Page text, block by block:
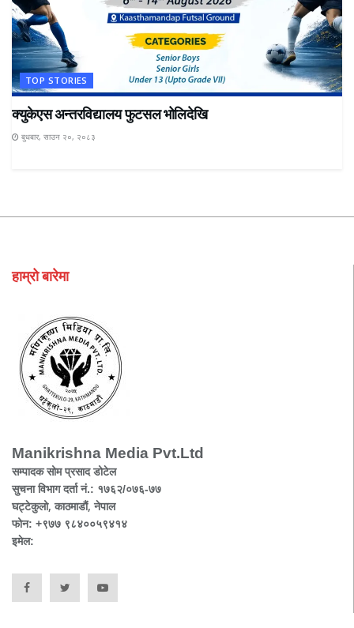
TOP STORIES
क्युकेएस अन्तरविद्यालय फुटसल भोलिदेखि
बुधबार, साउन २०, २०८३
हाम्रो बारेमा
Manikrishna Media Pvt.Ltd
सम्पादक सोम प्रसाद डोटेल
सुचना विभाग दर्ता नं.: १७६२/०७६-७७
घट्टेकुलो, काठमाडौं, नेपाल
फोन: +९७७ ९८४००५९४१४
इमेल: